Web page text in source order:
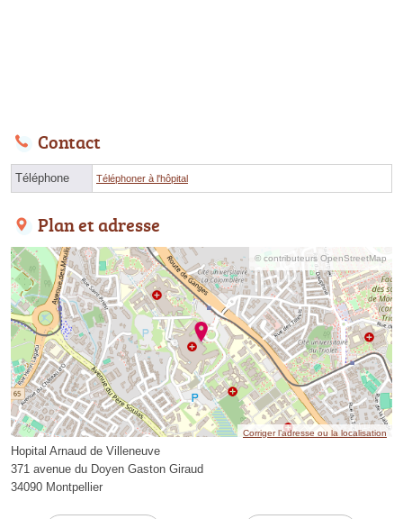
Contact
Téléphone Téléphoner à l'hôpital
Plan et adresse
© contributeurs OpenStreetMap
Corriger l’adresse ou la localisation
Hopital Arnaud de Villeneuve
371 avenue du Doyen Gaston Giraud
34090 Montpellier